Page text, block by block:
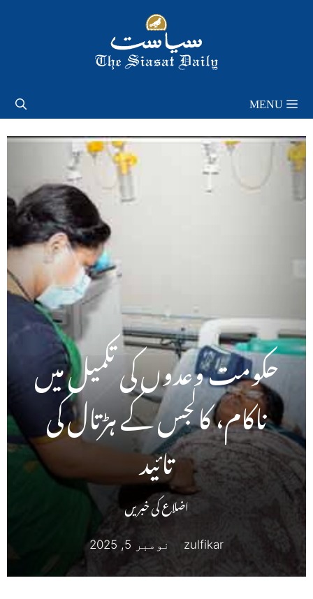
MENU
حکومت وعدوں کی تکمیل میں
ناکام، کالجس کے ہڑتال کی
تائید
اضلاع کی خبریں
zulfikar نومبر 5, 2025